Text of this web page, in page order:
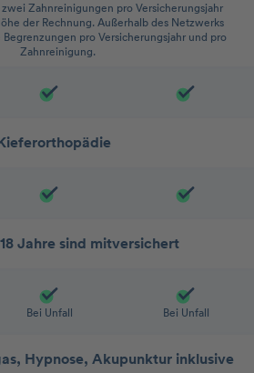
zwei Zahnreinigungen pro Versicherungsjahr
der Rechnung. Außerhalb des Netzwerks
pro Versicherungsjahr und pro
Zahnreinigung.
Kieferorthopädie
Jahre sind mitversichert
Bei Unfall Bei Unfall
Hypnose, Akupunktur inklusive